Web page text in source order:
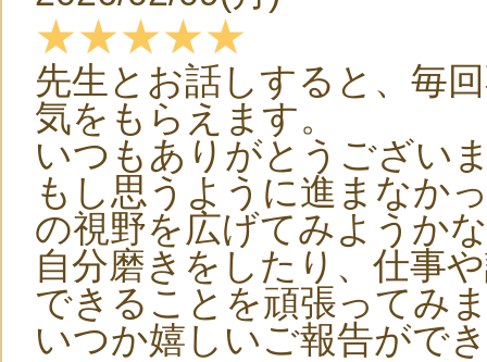
★★★★★
先生とお話しすると、毎
気をもらえます。
いつもありがとうござい
もし思うように進まなか
の視野を広げてみようか
自分磨きをしたり、仕事
できることを頑張ってみ
いつか嬉しいご報告がで